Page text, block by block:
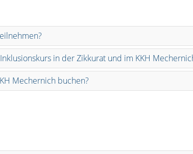
in der Zikkurat und im KKH
Mechernich buchen?